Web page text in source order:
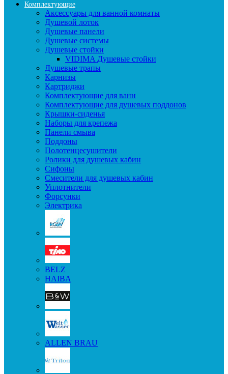
Комплектующие
Аксессуары для ванной комнаты
Душевой лоток
Душевые панели
Душевые системы
Душевые стойки
VIDIMA Душевые стойки
Душевые трапы
Карнизы
Картриджи
Комплектующие для ванн
Комплектующие для душевых поддонов
Крышки-сиденья
Наборы для крепежа
Панели смыва
Поддоны
Полотенцесушители
Ролики для душевых кабин
Сифоны
Смесители для душевых кабин
Уплотнители
Форсунки
Электрика
BELZ
HAIBA
ALLEN BRAU